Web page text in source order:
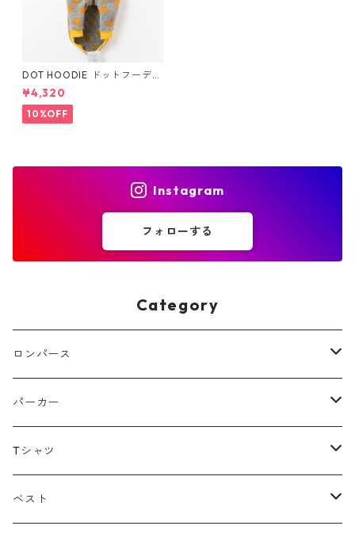
DOT HOODIE ドットフーディ
(マスタード)
¥4,320
10%OFF
Instagram
フォローする
Category
ロンパース
フリース
スウェット
その他
パーカー
フリース
スウェット
Tシャツ
長袖
ベスト